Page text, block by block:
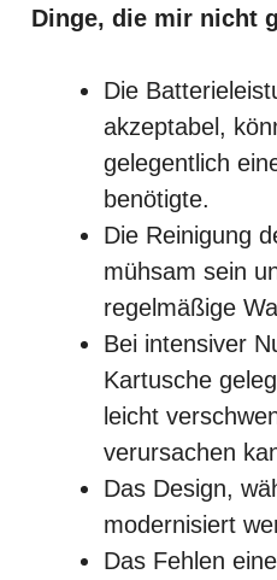
Dinge, die mir nicht
Die
akzeptabel,
gelegentlich
benötigte.
Die Reinigung
mühsam sein
regelmäßige
Bei intensiver
Kartusche
leicht
verursachen
Das Design,
modernisiert
Das Fehlen